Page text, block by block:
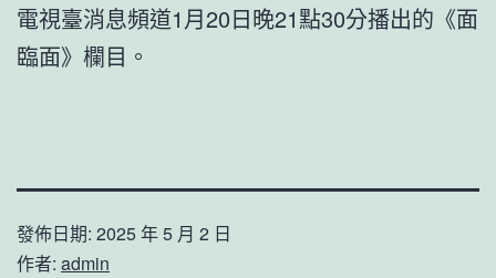
電視臺消息頻道1月20日晚21點30分播出的《面
臨面》欄目。
發佈日期: 2025 年 5 月 2 日
作者: admin